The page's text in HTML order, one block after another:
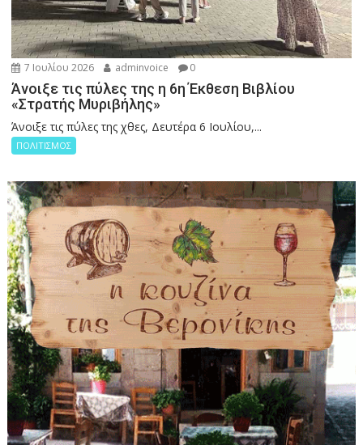
7 Ιουλίου 2026 adminvoice 0
Άνοιξε τις πύλες της η 6η Έκθεση Βιβλίου
«Στρατής Μυριβήλης»
Άνοιξε τις πύλες της χθες, Δευτέρα 6 Ιουλίου,...
ΠΟΛΙΤΙΣΜΟΣ